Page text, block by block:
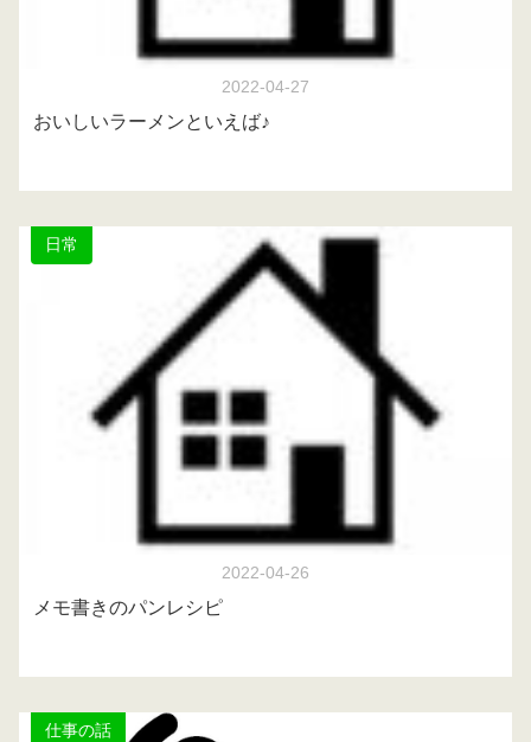
2022-04-27
おいしいラーメンといえば♪
日常
2022-04-26
メモ書きのパンレシピ
仕事の話